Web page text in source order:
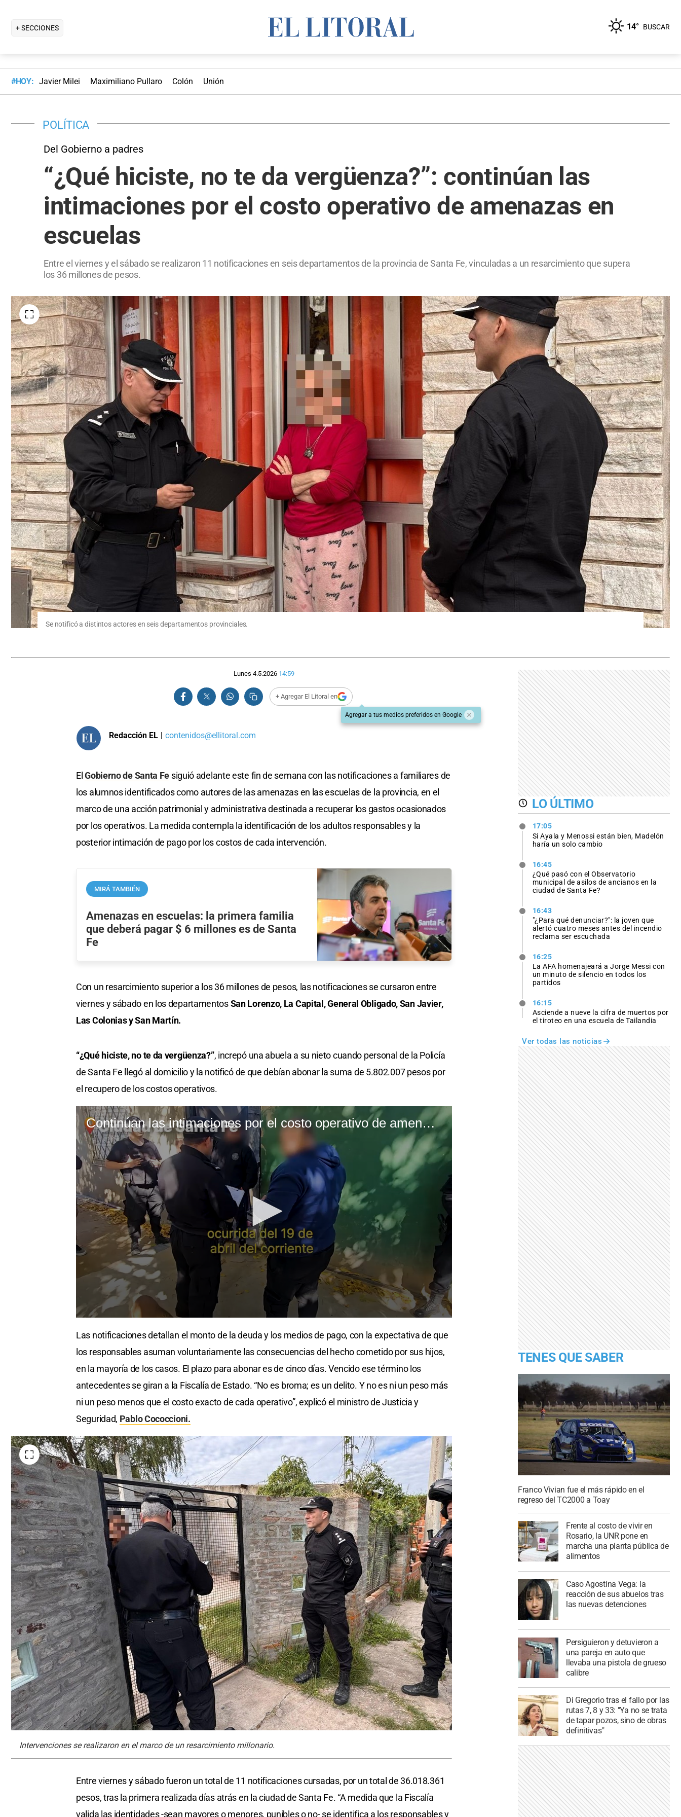
+ SECCIONES 14° BUSCAR
#HOY: Javier Milei Maximiliano Pullaro Colón Unión
POLÍTICA
Del Gobierno a padres
“¿Qué hiciste, no te da vergüenza?”: continúan las
intimaciones por el costo operativo de amenazas en
escuelas
Entre el viernes y el sábado se realizaron 11 notificaciones en seis departamentos de la provincia de Santa Fe, vinculadas a un resarcimiento que supera
los 36 millones de pesos.
Se notificó a distintos actores en seis departamentos provinciales.
Lunes 4.5.2026 14:59
+ Agregar El Litoral en
Agregar a tus medios preferidos en Google
Redacción EL | contenidos@ellitoral.com
ElGobierno de Santa Fe siguió adelante este fin de semana con las notificaciones a familiares de
los alumnos identificados como autores de las amenazas en las escuelas de la provincia, en el
marco de una acción patrimonial y administrativa destinada a recuperar los gastos ocasionados
por los operativos. La medida contempla la identificación de los adultos responsables y la
posterior intimación de pago por los costos de cada intervención.
MIRÁ TAMBIÉN
Amenazas en escuelas: la primera familia
que deberá pagar $ 6 millones es de Santa
Fe
Con un resarcimiento superior a los 36 millones de pesos, las notificaciones se cursaron entre
viernes y sábado en los departamentosSan Lorenzo, La Capital, General Obligado, San Javier,
Las Colonias y San Martín.
“¿Qué hiciste, no te da vergüenza?”, increpó una abuela a su nieto cuando personal de la Policía
de Santa Fe llegó al domicilio y la notificó de que debían abonar la suma de 5.802.007 pesos por
el recupero de los costos operativos.
Las notificaciones detallan el monto de la deuda y los medios de pago, con la expectativa de que
los responsables asuman voluntariamente las consecuencias del hecho cometido por sus hijos,
en la mayoría de los casos. El plazo para abonar es de cinco días. Vencido ese término los
antecedentes se giran a la Fiscalía de Estado. “No es broma; es un delito. Y no es ni un peso más
ni un peso menos que el costo exacto de cada operativo”, explicó el ministro de Justicia y
Seguridad, Pablo Cococcioni.
Intervenciones se realizaron en el marco de un resarcimiento millonario.
Entre viernes y sábado fueron un total de 11 notificaciones cursadas, por un total de 36.018.361
pesos, tras la primera realizada días atrás en la ciudad de Santa Fe. “A medida que la Fiscalía
valida las identidades -sean mayores o menores, punibles o no- se identifica a los responsables y
LO ÚLTIMO
17:05
Si Ayala y Menossi están bien, Madelón
haría un solo cambio
16:45
¿Qué pasó con el Observatorio
municipal de asilos de ancianos en la
ciudad de Santa Fe?
16:43
"¿Para qué denunciar?": la joven que
alertó cuatro meses antes del incendio
reclama ser escuchada
16:25
La AFA homenajeará a Jorge Messi con
un minuto de silencio en todos los
partidos
16:15
Asciende a nueve la cifra de muertos por
el tiroteo en una escuela de Tailandia
Ver todas las noticias
TENES QUE SABER
Franco Vivian fue el más rápido en el
regreso del TC2000 a Toay
Frente al costo de vivir en
Rosario, la UNR pone en
marcha una planta pública de
alimentos
Caso Agostina Vega: la
reacción de sus abuelos tras
las nuevas detenciones
Persiguieron y detuvieron a
una pareja en auto que
llevaba una pistola de grueso
calibre
Di Gregorio tras el fallo por las
rutas 7, 8 y 33: "Ya no se trata
de tapar pozos, sino de obras
definitivas"